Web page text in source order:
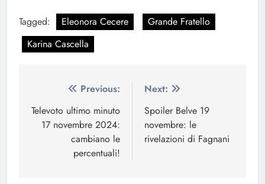
Tagged: Eleonora Cecere
Grande Fratello
Karina Cascella
Navigazione
articoli
Previous:
Televoto ultimo minuto
17 novembre 2024:
cambiano le
percentuali!
Next:
Spoiler Belve 19
novembre: le
rivelazioni di Fagnani